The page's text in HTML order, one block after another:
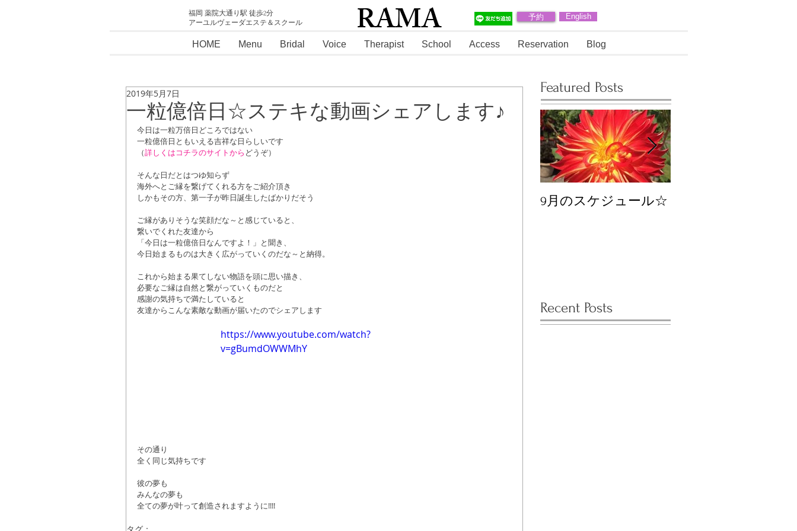
福岡 薬院大通り駅 徒歩2分
アーユルヴェーダエステ＆スクール
RAMA 予約 English
HOME Menu Bridal Voice Therapist School Access Reservation Blog
一粒億倍日☆ステキな動画シェアします♪
2019年5月7日
今日は一粒万倍日どころではない
一粒億倍日ともいえる吉祥な日らしいです
（詳しくはコチラのサイトから どうぞ）
そんな日だとはつゆ知らず
海外へとご縁を繋げてくれる方をご紹介頂き
しかもその方、第一子が昨日誕生したばかりだそう
ご縁がありそうな笑顔だな～と感じていると、
繋いでくれた友達から
「今日は一粒億倍日なんですよ！」と聞き、
今日始まるものは大きく広がっていくのだな～と納得。
これから始まる果てしない物語を頭に思い描き、
必要なご縁は自然と繋がっていくものだと
感謝の気持ちで満たしていると
友達からこんな素敵な動画が届いたのでシェアします
https://www.youtube.com/watch?
v=gBumdOWWMhY
その通り
全く同じ気持ちです
彼の夢も
みんなの夢も
全ての夢が叶って創造されますように!!!!
Featured Posts
9月のスケジュール☆
Recent Posts